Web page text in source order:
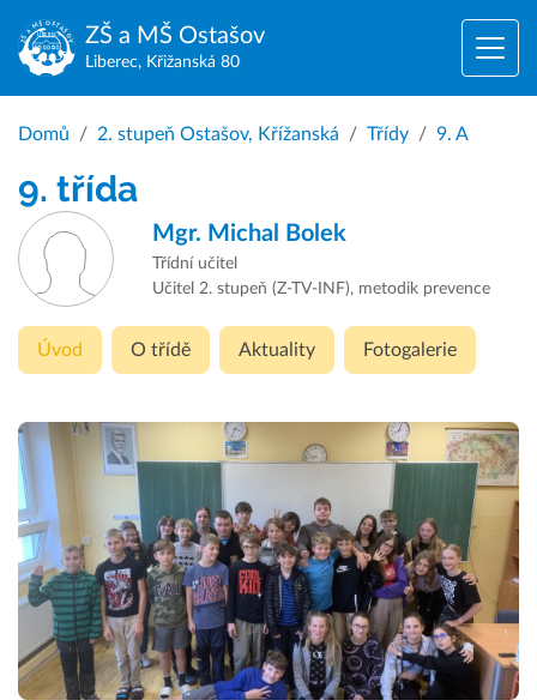
ZŠ a MŠ Ostašov
Liberec, Křižanská 80
Domů 2. stupeň Ostašov, Křížanská Třídy 9. A
9. třída
Mgr. Michal Bolek
Třídní učitel
Učitel 2. stupeň (Z-TV-INF), metodik prevence
Úvod O třídě Aktuality Fotogalerie